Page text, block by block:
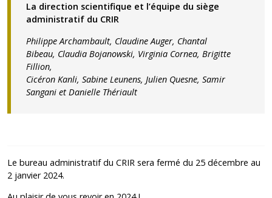
La direction scientifique et l’équipe du siège
administratif du CRIR
Philippe Archambault, Claudine Auger, Chantal
Bibeau, Claudia Bojanowski, Virginia Cornea, Brigitte
Fillion,
Cicéron Kanli, Sabine Leunens, Julien Quesne, Samir
Sangani et Danielle Thériault
Le bureau administratif du CRIR sera fermé du 25 décembre au
2 janvier 2024.